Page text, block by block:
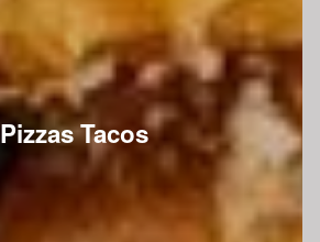
Pizzas Tacos